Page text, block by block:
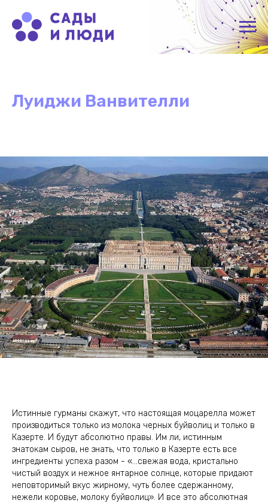
Луиджи Ванвителли
Истинные гурманы скажут, что настоящая моцарелла может
производиться только из молока черных буйволиц и только в
Казерте. И будут абсолютно правы. Им ли, истинным
знатокам сыров, не знать, что только в Казерте есть все
ингредиенты успеха разом - «…свежая вода, кристально
чистый воздух и нежное янтарное солнце, которые придают
неповторимый вкус жирному, чуть более сдержанному,
нежели коровье, молоку буйволиц». И все это абсолютная